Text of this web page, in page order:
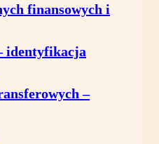
finansowych i
identyfikacja
–